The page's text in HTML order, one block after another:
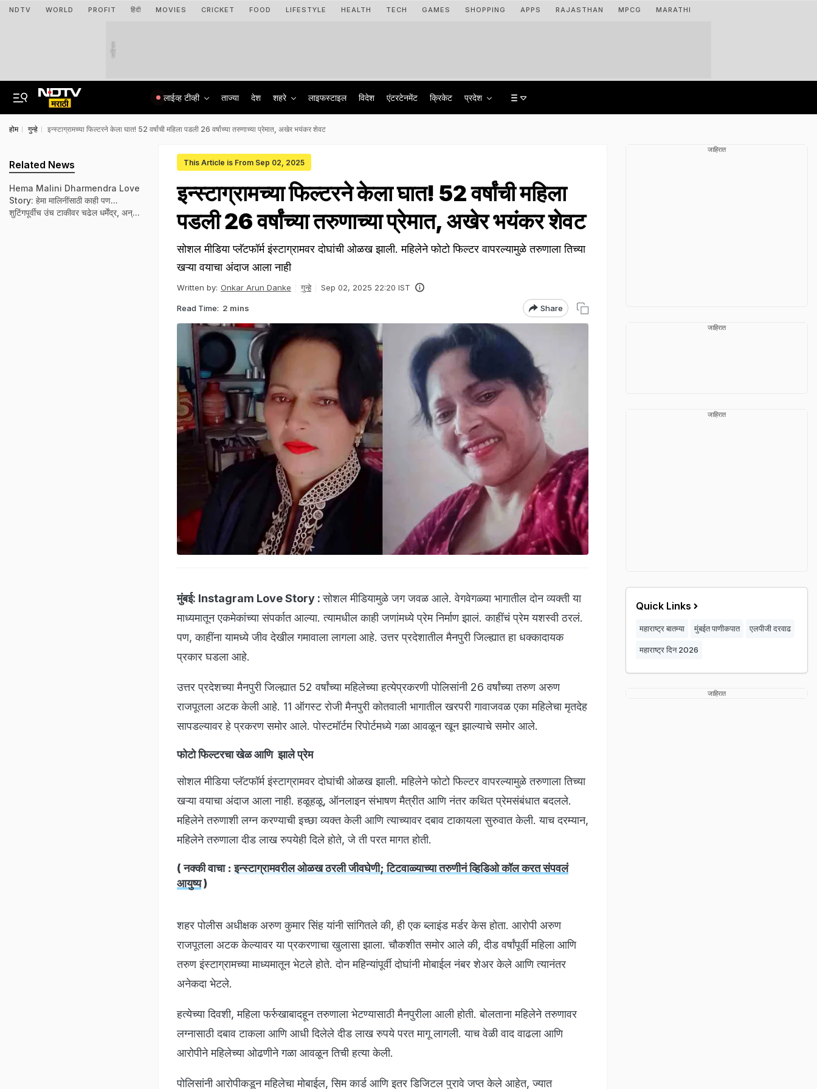
NDTV WORLD PROFIT हिंदी MOVIES CRICKET FOOD LIFESTYLE HEALTH TECH GAMES SHOPPING APPS RAJASTHAN MPCG MARATHI
जाहिरात
लाईव्ह टीव्ही ताज्या देश शहरे लाइफस्टाइल विदेश एंटरटेनमेंट क्रिकेट प्रदेश
होम गुन्हे इन्स्टाग्रामच्या फिल्टरने केला घात! 52 वर्षांची महिला पडली 26 वर्षांच्या तरुणाच्या प्रेमात, अखेर भयंकर शेवट
This Article is From Sep 02, 2025
इन्स्टाग्रामच्या फिल्टरने केला घात! 52 वर्षांची महिला
पडली 26 वर्षांच्या तरुणाच्या प्रेमात, अखेर भयंकर शेवट
सोशल मीडिया प्लॅटफॉर्म इंस्टाग्रामवर दोघांची ओळख झाली. महिलेने फोटो फिल्टर वापरल्यामुळे तरुणाला तिच्या
खऱ्या वयाचा अंदाज आला नाही
Written by: Onkar Arun Danke गुन्हे Sep 02, 2025 22:20 IST
Read Time: 2 mins Share
मुंबई: Instagram Love Story :सोशल मीडियामुळे जग जवळ आले. वेगवेगळ्या भागातील दोन व्यक्ती या
माध्यमातून एकमेकांच्या संपर्कात आल्या. त्यामधील काही जणांमध्ये प्रेम निर्माण झालं. काहींचं प्रेम यशस्वी ठरलं.
पण, काहींना यामध्ये जीव देखील गमावाला लागला आहे. उत्तर प्रदेशातील मैनपुरी जिल्ह्यात हा धक्कादायक
प्रकार घडला आहे.
उत्तर प्रदेशच्या मैनपुरी जिल्ह्यात 52 वर्षांच्या महिलेच्या हत्येप्रकरणी पोलिसांनी 26 वर्षांच्या तरुण अरुण
राजपूतला अटक केली आहे. 11 ऑगस्ट रोजी मैनपुरी कोतवाली भागातील खरपरी गावाजवळ एका महिलेचा मृतदेह
सापडल्यावर हे प्रकरण समोर आले. पोस्टमॉर्टम रिपोर्टमध्ये गळा आवळून खून झाल्याचे समोर आले.
फोटो फिल्टरचा खेळ आणि झाले प्रेम
सोशल मीडिया प्लॅटफॉर्म इंस्टाग्रामवर दोघांची ओळख झाली. महिलेने फोटो फिल्टर वापरल्यामुळे तरुणाला तिच्या
खऱ्या वयाचा अंदाज आला नाही. हळूहळू, ऑनलाइन संभाषण मैत्रीत आणि नंतर कथित प्रेमसंबंधात बदलले.
महिलेने तरुणाशी लग्न करण्याची इच्छा व्यक्त केली आणि त्याच्यावर दबाव टाकायला सुरुवात केली. याच दरम्यान,
महिलेने तरुणाला दीड लाख रुपयेही दिले होते, जे ती परत मागत होती.
( नक्की वाचा :इन्स्टाग्रामवरील ओळख ठरली जीवघेणी; टिटवाळ्याच्या तरुणीनं व्हिडिओ कॉल करत संपवलं
आयुष्य)
शहर पोलीस अधीक्षक अरुण कुमार सिंह यांनी सांगितले की, ही एक ब्लाइंड मर्डर केस होता. आरोपी अरुण
राजपूतला अटक केल्यावर या प्रकरणाचा खुलासा झाला. चौकशीत समोर आले की, दीड वर्षांपूर्वी महिला आणि
तरुण इंस्टाग्रामच्या माध्यमातून भेटले होते. दोन महिन्यांपूर्वी दोघांनी मोबाईल नंबर शेअर केले आणि त्यानंतर
अनेकदा भेटले.
हत्येच्या दिवशी, महिला फर्रुखाबादहून तरुणाला भेटण्यासाठी मैनपुरीला आली होती. बोलताना महिलेने तरुणावर
लग्नासाठी दबाव टाकला आणि आधी दिलेले दीड लाख रुपये परत मागू लागली. याच वेळी वाद वाढला आणि
आरोपीने महिलेच्या ओढणीने गळा आवळून तिची हत्या केली.
पोलिसांनी आरोपीकडून महिलेचा मोबाईल, सिम कार्ड आणि इतर डिजिटल पुरावे जप्त केले आहेत, ज्यात
Related News
Hema Malini Dharmendra Love
Story: हेमा मालिनींसाठी काही पण...
शुटिंगपूर्वीच उंच टाकीवर चढेल धर्मेंद्र, अन्...
जाहिरात
जाहिरात
जाहिरात
Quick Links
महाराष्ट्र बातम्या मुंबईत पाणीकपात एलपीजी दरवाढ
महाराष्ट्र दिन 2026
जाहिरात